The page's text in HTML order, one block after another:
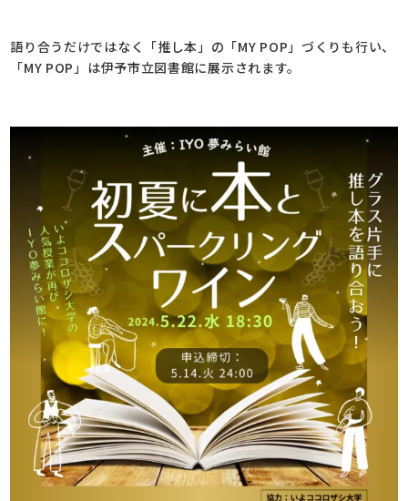
語り合うだけではなく「推し本」の「MY POP」づくりも行い、
「MY POP」は伊予市立図書館に展示されます。